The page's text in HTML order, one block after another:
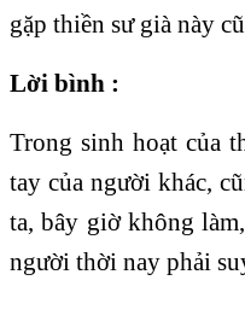
gặp thiền sư già này
Lời bình :
Trong sinh hoạt của
tay của người khác,
ta, bây giờ không
người thời nay phải